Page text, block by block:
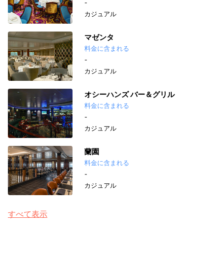
-
カジュアル
マゼンタ
料金に含まれる
-
カジュアル
オシーハンズ バー＆グリル
料金に含まれる
-
カジュアル
蘭園
料金に含まれる
-
カジュアル
すべて表示